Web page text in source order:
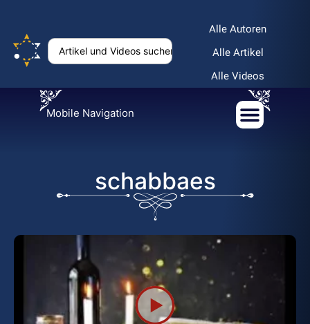
Alle Autoren
Alle Artikel
Alle Videos
Mobile Navigation
schabbaes